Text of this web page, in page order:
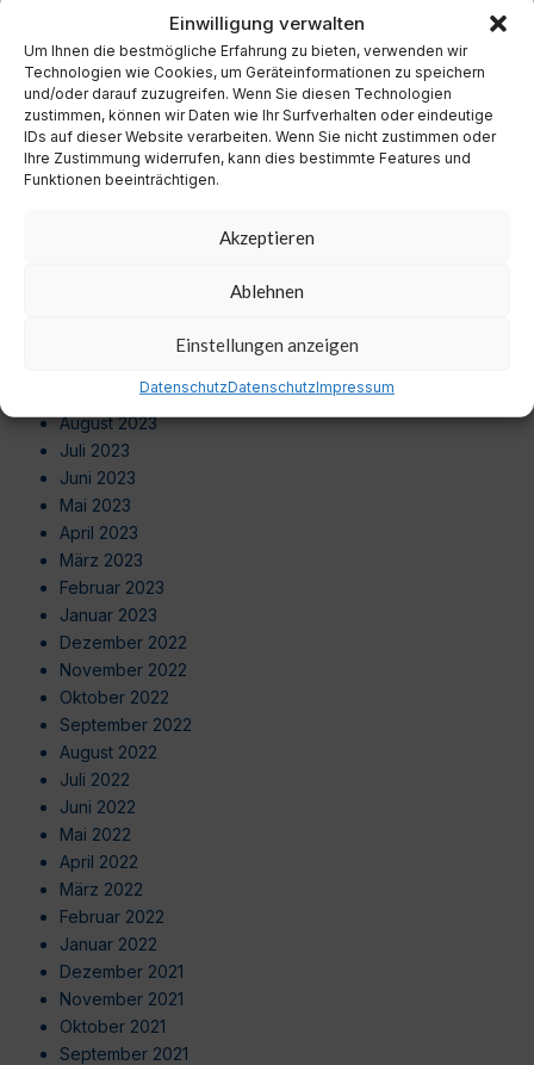
Einwilligung verwalten
Um Ihnen die bestmögliche Erfahrung zu bieten, verwenden wir
Technologien wie Cookies, um Geräteinformationen zu speichern
und/oder darauf zuzugreifen. Wenn Sie diesen Technologien
zustimmen, können wir Daten wie Ihr Surfverhalten oder eindeutige
IDs auf dieser Website verarbeiten. Wenn Sie nicht zustimmen oder
Ihre Zustimmung widerrufen, kann dies bestimmte Features und
Funktionen beeinträchtigen.
Akzeptieren
Ablehnen
Einstellungen anzeigen
DatenschutzDatenschutzImpressum
September 2024
August 2024
Juli 2024
Juni 2024
Mai 2024
November 2023
September 2023
August 2023
Juli 2023
Juni 2023
Mai 2023
April 2023
März 2023
Februar 2023
Januar 2023
Dezember 2022
November 2022
Oktober 2022
September 2022
August 2022
Juli 2022
Juni 2022
Mai 2022
April 2022
März 2022
Februar 2022
Januar 2022
Dezember 2021
November 2021
Oktober 2021
September 2021